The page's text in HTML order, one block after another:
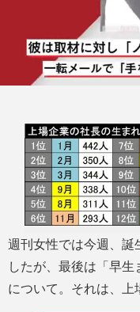
週刊女性では今週、誕
したが、最後は「早生
について。それは、上